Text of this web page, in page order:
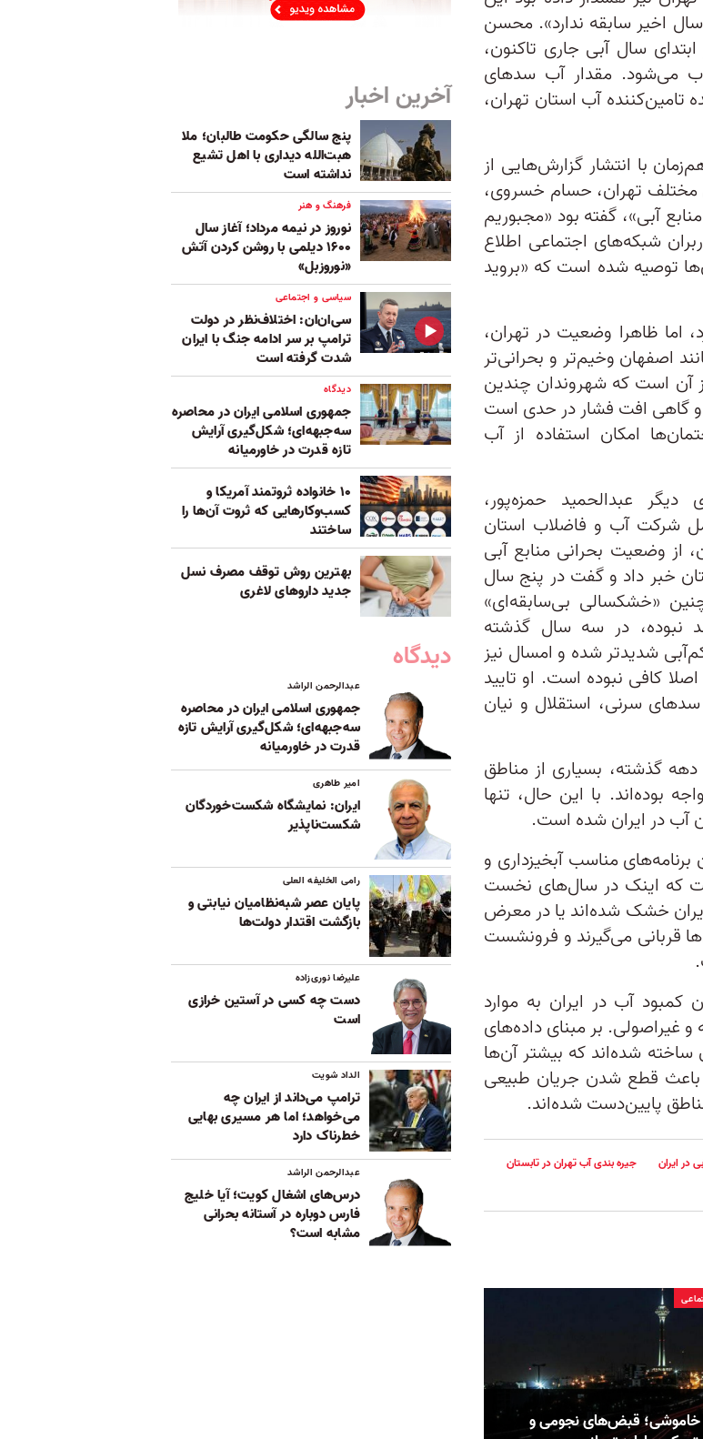
استان با چنان خشکسالی مواجه است که در «۵۷ سال اخیر سابقه ندارد». محسن
ابتدای سال آبی جاری تاکنون،
۵۷ سال اخیر محسوب می‌شود. مقدار آب سدهای
تامین‌کننده آب استان تهران،
با انتشار گزارش‌هایی از
تهران، حسام خسروی،
آبی»، گفته بود «مجبوریم
شبکه‌های اجتماعی اطلاع
توصیه شده است که «بروید
اما ظاهرا وضعیت در تهران،
اصفهان وخیم‌تر و بحرانی‌تر
آن است که شهروندان چندین
و گاهی افت فشار در حدی است
امکان استفاده از آب
دیگر عبدالحمید حمزه‌پور،
شرکت آب و فاضلاب استان
از وضعیت بحرانی منابع آبی
خبر داد و گفت در پنج سال
«خشکسالی بی‌سابقه‌ای»
نبوده، در سه سال گذشته
شدیدتر شده و امسال نیز
اصلا کافی نبوده است. او تایید
سرنی، استقلال و نیان
گذشته، بسیاری از مناطق
بوده‌اند. با این حال، تنها
آب در ایران شده است.
برنامه‌های مناسب آبخیزداری و
که اینک در سال‌های نخست
ایران خشک شده‌‌اند یا در معرض
قربانی می‌گیرند و فرونشست
آب در ایران به موارد
غیراصولی. بر مبنای داده‌های
بیش از ۶۰۰ سد در ایران ساخته شده‌اند که بیشتر آن‌ها
باعث قطع شدن جریان طبیعی
پایین‌دست شده‌اند.
در ایران
جیره بندی آب تهران در تابستان
خاموشی؛ قبض‌های نجومی و
آخرین اخبار
پنج‌ سالگی حکومت طالبان؛ ملا
هبت‌الله دیداری با اهل تشیع
نداشته است
فرهنگ و هنر
نوروز در نیمه مرداد؛ آغاز سال
۱۶۰۰ دیلمی با روشن کردن آتش
«نوروزبل»
سیاسی و اجتماعی
سی‌ان‌ان: اختلاف‌نظر در دولت
ترامپ بر سر ادامه جنگ با ایران
شدت گرفته است
دیدگاه
جمهوری اسلامی ایران در محاصره
سه‌جبهه‌ای؛ شکل‌گیری آرایش
تازه قدرت در خاورمیانه
۱۰ خانواده ثروتمند آمریکا و
کسب‌وکارهایی که ثروت آن‌ها را
ساختند
بهترین روش توقف مصرف نسل
جدید داروهای لاغری
دیدگاه
عبدالرحمن الراشد
جمهوری اسلامی ایران در محاصره
سه‌جبهه‌ای؛ شکل‌گیری آرایش تازه
قدرت در خاورمیانه
امیر طاهری
ایران: نمایشگاه شکست‌خوردگان
شکست‌ناپذیر
رامی الخلیفه العلی
پایان عصر شبه‌نظامیان نیابتی و
بازگشت اقتدار دولت‌ها
علیرضا نوری‌زاده
دست چه کسی در آستین خرازی
است
الداد شویت
ترامپ می‌داند از ایران چه
می‌خواهد؛ اما هر مسیری بهایی
خطرناک دارد
عبدالرحمن الراشد
درس‌های اشغال کویت؛ آیا خلیج
فارس دوباره در آستانه بحرانی
مشابه است؟